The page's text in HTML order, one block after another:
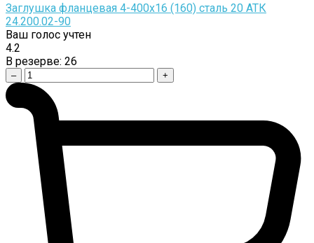
Заглушка фланцевая 4-400х16 (160) сталь 20 АТК
24.200.02-90
Ваш голос учтен
4.2
В резерве: 26
– +